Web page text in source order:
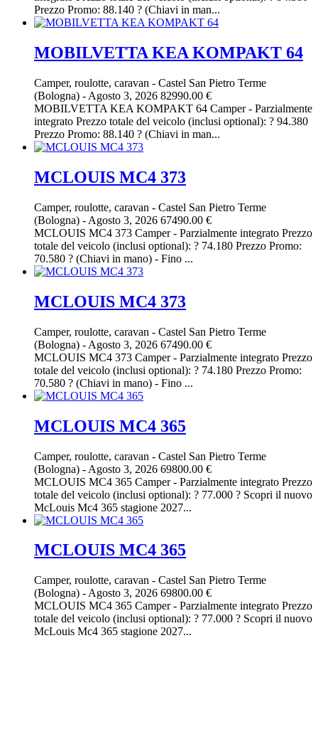
Prezzo Promo: 88.140 ? (Chiavi in man...
MOBILVETTA KEA KOMPAKT 64
Camper, roulotte, caravan - Castel San Pietro Terme
(Bologna) - Agosto 3, 2026 82990.00 €
MOBILVETTA KEA KOMPAKT 64 Camper - Parzialmente
integrato Prezzo totale del veicolo (inclusi optional): ? 94.380
Prezzo Promo: 88.140 ? (Chiavi in man...
MCLOUIS MC4 373
Camper, roulotte, caravan - Castel San Pietro Terme
(Bologna) - Agosto 3, 2026 67490.00 €
MCLOUIS MC4 373 Camper - Parzialmente integrato Prezzo
totale del veicolo (inclusi optional): ? 74.180 Prezzo Promo:
70.580 ? (Chiavi in mano) - Fino ...
MCLOUIS MC4 373
Camper, roulotte, caravan - Castel San Pietro Terme
(Bologna) - Agosto 3, 2026 67490.00 €
MCLOUIS MC4 373 Camper - Parzialmente integrato Prezzo
totale del veicolo (inclusi optional): ? 74.180 Prezzo Promo:
70.580 ? (Chiavi in mano) - Fino ...
MCLOUIS MC4 365
Camper, roulotte, caravan - Castel San Pietro Terme
(Bologna) - Agosto 3, 2026 69800.00 €
MCLOUIS MC4 365 Camper - Parzialmente integrato Prezzo
totale del veicolo (inclusi optional): ? 77.000 ? Scopri il nuovo
McLouis Mc4 365 stagione 2027...
MCLOUIS MC4 365
Camper, roulotte, caravan - Castel San Pietro Terme
(Bologna) - Agosto 3, 2026 69800.00 €
MCLOUIS MC4 365 Camper - Parzialmente integrato Prezzo
totale del veicolo (inclusi optional): ? 77.000 ? Scopri il nuovo
McLouis Mc4 365 stagione 2027...